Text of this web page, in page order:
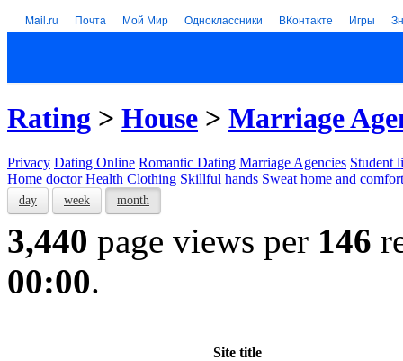
Mail.ru Почта Мой Мир Одноклассники ВКонтакте Игры
Rating > House > Marriage
Privacy Dating Online Romantic Dating Marriage Agencies Student
Home doctor Health Clothing Skillful hands Sweat home and comfort
day week month
3,440 page views per 146
00:00.
Site title